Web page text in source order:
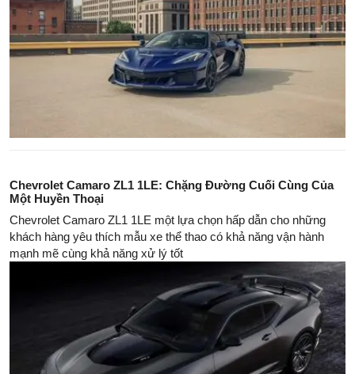
Chevrolet Camaro ZL1 1LE: Chặng Đường Cuối Cùng Của
Một Huyền Thoại
Chevrolet Camaro ZL1 1LE một lựa chọn hấp dẫn cho những
khách hàng yêu thích mẫu xe thể thao có khả năng vận hành
mạnh mẽ cùng khả năng xử lý tốt